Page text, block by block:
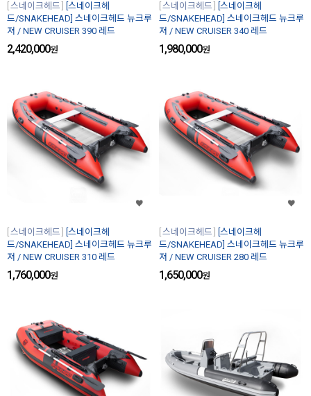
스네이크헤드
[스네이크헤
드/SNAKEHEAD] 스네이크헤드 뉴크루
져 / NEW CRUISER 390 레드
2,420,000원
스네이크헤드
[스네이크헤
드/SNAKEHEAD] 스네이크헤드 뉴크루
져 / NEW CRUISER 340 레드
1,980,000원
스네이크헤드
[스네이크헤
드/SNAKEHEAD] 스네이크헤드 뉴크루
져 / NEW CRUISER 310 레드
1,760,000원
스네이크헤드
[스네이크헤
드/SNAKEHEAD] 스네이크헤드 뉴크루
져 / NEW CRUISER 280 레드
1,650,000원